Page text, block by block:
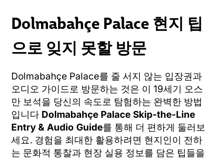
Dolmabahçe Palace 현지 팁
으로 잊지 못할 방문
Dolmabahçe Palace를 줄 서지 않는 입장권과
오디오 가이드로 방문하는 것은 이 19세기 오스
만 보석을 당신의 속도로 탐험하는 완벽한 방법
입니다 Dolmabahçe Palace Skip-the-Line
Entry & Audio Guide를 통해 더 편하게 둘러보
세요. 경험을 최대한 활용하려면 현지인이 전하
는 문화적 통찰과 현장 실용 정보를 담은 팁들을